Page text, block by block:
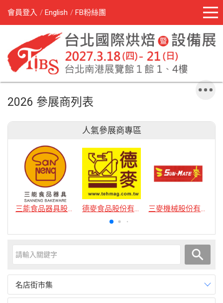
會員登入 English FB粉絲團
2026 參展商列表
人氣參展商專區
三能食品器具股份有限公司 德麥食品股份有限公司 三麥機械股份有限公司
名店街市集